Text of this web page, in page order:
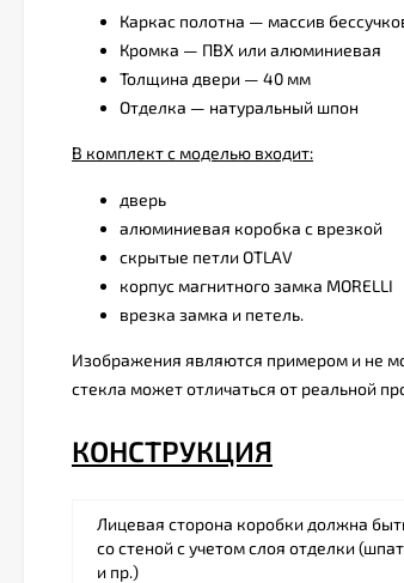
Каркас полотна — массив
Кромка — ПВХ или алюминиевая
Толщина двери — 40 мм
Отделка — натуральный шпон
В комплект с моделью входит:
дверь
алюминиевая коробка с врезкой
скрытые петли OTLAV
корпус магнитного замка MORELLI
врезка замка и петель.
Изображения являются примером и не
стекла может отличаться от реальной
КОНСТРУКЦИЯ
Лицевая сторона коробки должна
со стеной с учетом слоя отделки
и пр.)